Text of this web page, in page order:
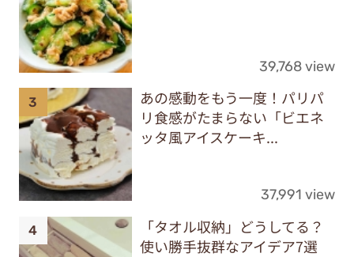
39,768 view
あの感動をもう一度！パリパ
リ食感がたまらない「ビエネ
ッタ風アイスケーキ...
37,991 view
「タオル収納」どうしてる？
使い勝手抜群なアイデア7選